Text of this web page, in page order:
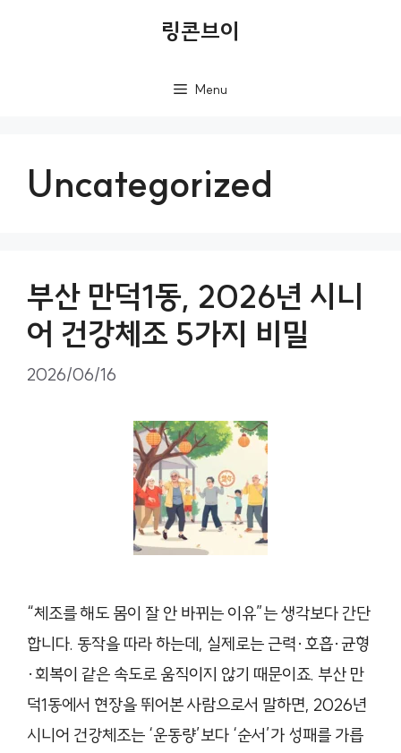
링콘브이
Menu
Uncategorized
부산 만덕1동, 2026년 시니
어 건강체조 5가지 비밀
2026/06/16
“체조를 해도 몸이 잘 안 바뀌는 이유”는 생각보다 간단
합니다. 동작을 따라 하는데, 실제로는 근력·호흡·균형
·회복이 같은 속도로 움직이지 않기 때문이죠. 부산 만
덕1동에서 현장을 뛰어본 사람으로서 말하면, 2026년
시니어 건강체조는 ‘운동량’보다 ‘순서’가 성패를 가릅